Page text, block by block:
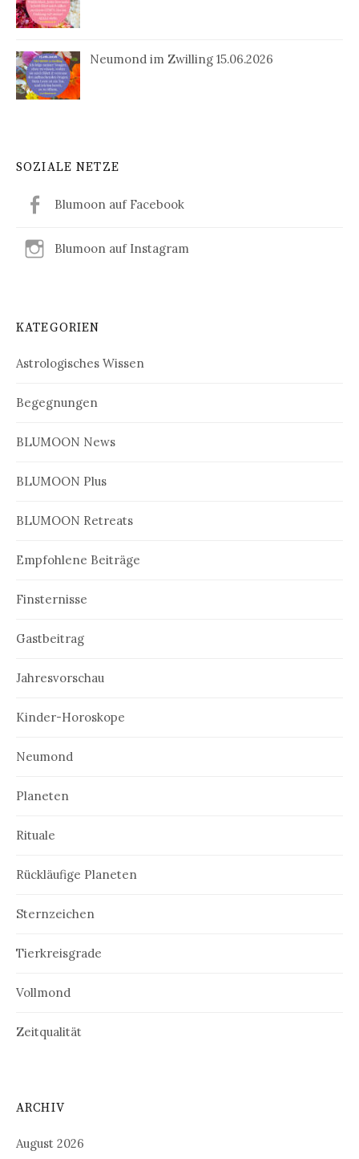
Neumond im Zwilling 15.06.2026
SOZIALE NETZE
Blumoon auf Facebook
Blumoon auf Instagram
KATEGORIEN
Astrologisches Wissen
Begegnungen
BLUMOON News
BLUMOON Plus
BLUMOON Retreats
Empfohlene Beiträge
Finsternisse
Gastbeitrag
Jahresvorschau
Kinder-Horoskope
Neumond
Planeten
Rituale
Rückläufige Planeten
Sternzeichen
Tierkreisgrade
Vollmond
Zeitqualität
ARCHIV
August 2026